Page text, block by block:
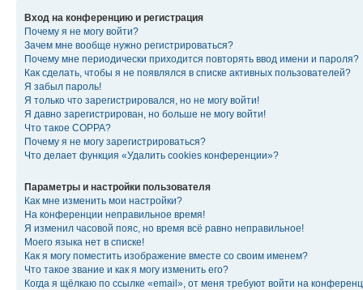
Вход на конференцию и регистрация
Почему я не могу войти?
Зачем мне вообще нужно регистрироваться?
Почему мне периодически приходится повторять ввод имени и пароля?
Как сделать, чтобы я не появлялся в списке активных пользователей?
Я забыл пароль!
Я только что зарегистрировался, но не могу войти!
Я давно зарегистрирован, но больше не могу войти!
Что такое COPPA?
Почему я не могу зарегистрироваться?
Что делает функция «Удалить cookies конференции»?
Параметры и настройки пользователя
Как мне изменить мои настройки?
На конференции неправильное время!
Я изменил часовой пояс, но время всё равно неправильное!
Моего языка нет в списке!
Как я могу поместить изображение вместе со своим именем?
Что такое звание и как я могу изменить его?
Когда я щёлкаю по ссылке «email», от меня требуют войти на